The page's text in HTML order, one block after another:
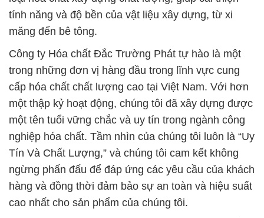
tính năng và độ bền của vật liệu xây dựng, từ xi
măng đến bê tông.
Công ty Hóa chất Đắc Trường Phát tự hào là một
trong những đơn vị hàng đầu trong lĩnh vực cung
cấp hóa chất chất lượng cao tại Việt Nam. Với hơn
một thập kỷ hoạt động, chúng tôi đã xây dựng được
một tên tuổi vững chắc và uy tín trong ngành công
nghiệp hóa chất. Tầm nhìn của chúng tôi luôn là “Uy
Tín Và Chất Lượng,” và chúng tôi cam kết không
ngừng phấn đấu để đáp ứng các yêu cầu của khách
hàng và đồng thời đảm bảo sự an toàn và hiệu suất
cao nhất cho sản phẩm của chúng tôi.